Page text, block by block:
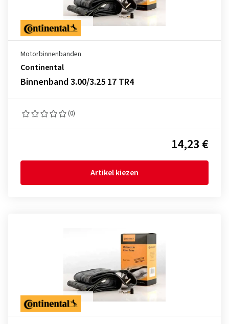
Motorbinnenbanden
Continental
Binnenband 3.00/3.25 17 TR4
(0)
14,23 €
Artikel kiezen